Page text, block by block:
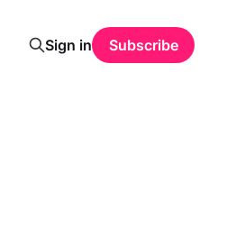
Sign in Subscribe